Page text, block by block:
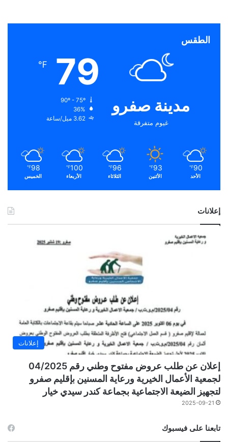
الطقس
مدينة صفرو
غيوم متفرقة
79
℉
36%
3.62 ميل/ساعة
90
℉
الأحد
93
℉
الأثنين
96
℉
الثلاثاء
100
℉
الأربعاء
98
℉
الخميس
إعلانات
إعلانات
إعلان عن طلب عروض مفتوح وطني رقم 04/2025
لجمعية الأعمال الخيرية ورعاية المسنين بإقليم صفرو
لتجهيز الضيعة الاجتماعية بجماعة كندر سيدي خيار
2025-09-21
تابعنا على فيسبوك